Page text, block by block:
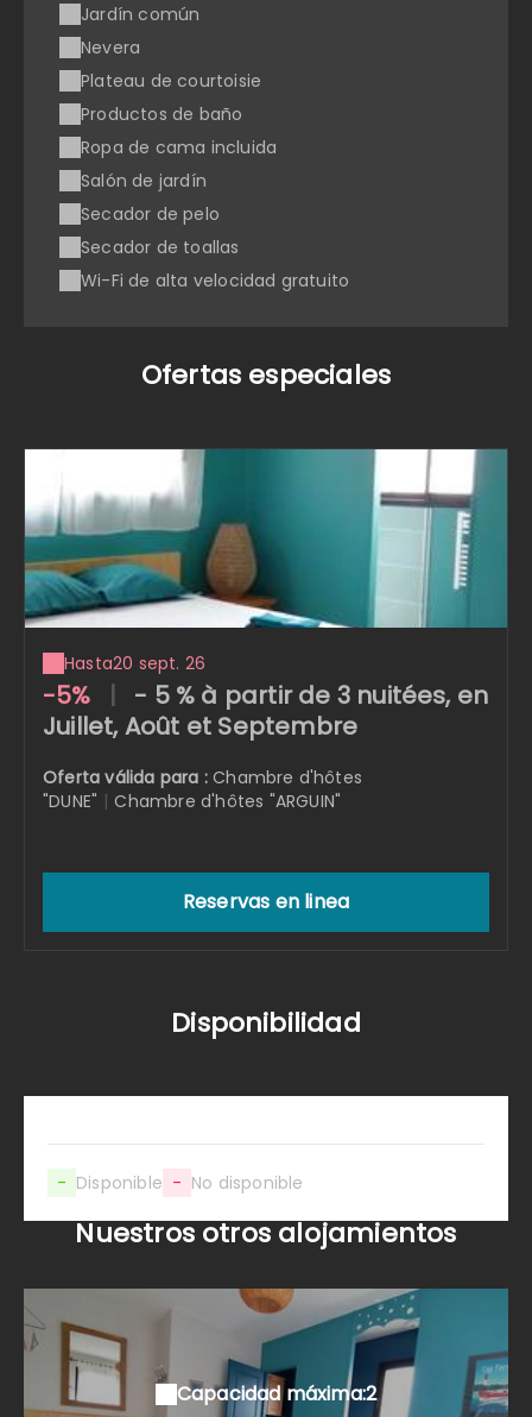
Jardín común
Nevera
Plateau de courtoisie
Productos de baño
Ropa de cama incluida
Salón de jardín
Secador de pelo
Secador de toallas
Wi-Fi de alta velocidad gratuito
Ofertas especiales
Hasta20 sept. 26
-5%
- 5 % à partir de 3 nuitées, en
Juillet, Août et Septembre
Oferta válida para :Chambre d'hôtes
"DUNE" | Chambre d'hôtes "ARGUIN"
Reservas en linea
Disponibilidad
- Disponible - No disponible
Nuestros otros alojamientos
Capacidad máxima:2